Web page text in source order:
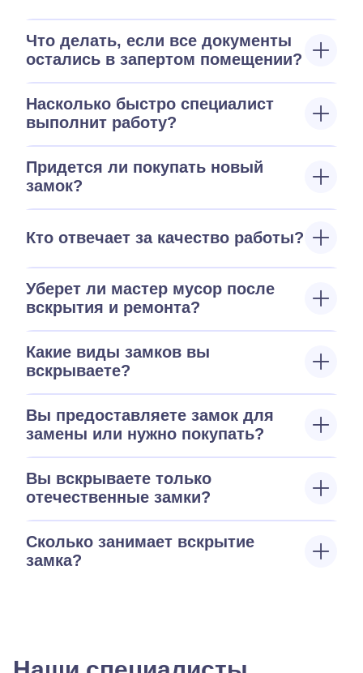
Что делать, если все документы
остались в запертом помещении?
Насколько быстро специалист
выполнит работу?
Придется ли покупать новый
замок?
Кто отвечает за качество работы?
Уберет ли мастер мусор после
вскрытия и ремонта?
Какие виды замков вы
вскрываете?
Вы предоставляете замок для
замены или нужно покупать?
Вы вскрываете только
отечественные замки?
Сколько занимает вскрытие
замка?